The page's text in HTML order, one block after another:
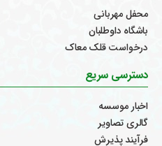
محفل مهربانی
باشگاه داوطلبان
درخواست قلک معاک
دسترسی سریع
اخبار موسسه
گالری تصاویر
فرآیند پذیرش